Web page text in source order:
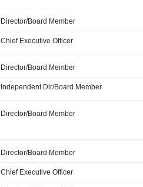
Director/Board Member
Chief Executive Officer
Director/Board Member
Independent Dir/Board Member
Director/Board Member
Director/Board Member
Chief Executive Officer